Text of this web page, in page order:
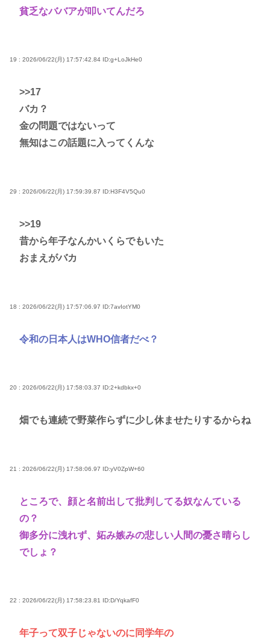
貧乏なババアが叩いてんだろ
19 : 2026/06/22(月) 17:57:42.84 ID:g+LoJkHe0
>>17
バカ？
金の問題ではないって
無知はこの話題に入ってくんな
29 : 2026/06/22(月) 17:59:39.87 ID:H3F4V5Qu0
>>19
昔から年子なんかいくらでもいた
おまえがバカ
18 : 2026/06/22(月) 17:57:06.97 ID:7avIotYM0
令和の日本人はWHO信者だべ？
20 : 2026/06/22(月) 17:58:03.37 ID:2+kdbkx+0
畑でも連続で野菜作らずに少し休ませたりするからね
21 : 2026/06/22(月) 17:58:06.97 ID:yV0ZpW+60
ところで、顔と名前出して批判してる奴なんている
の？
御多分に洩れず、妬み嫉みの悲しい人間の憂さ晴らし
でしょ？
22 : 2026/06/22(月) 17:58:23.81 ID:D/YqkafF0
年子って双子じゃないのに同学年の